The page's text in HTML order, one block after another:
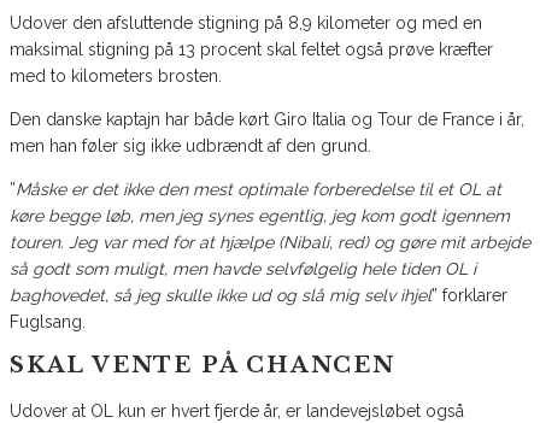
Udover den afsluttende stigning på 8,9 kilometer og med en
maksimal stigning på 13 procent skal feltet også prøve kræfter
med to kilometers brosten.
Den danske kaptajn har både kørt Giro Italia og Tour de France i år,
men han føler sig ikke udbrændt af den grund.
”Måske er det ikke den mest optimale forberedelse til et OL at
køre begge løb, men jeg synes egentlig, jeg kom godt igennem
touren. Jeg var med for at hjælpe (Nibali, red) og gøre mit arbejde
så godt som muligt, men havde selvfølgelig hele tiden OL i
baghovedet, så jeg skulle ikke ud og slå mig selv ihjel” forklarer
Fuglsang.
SKAL VENTE PÅ CHANCEN
Udover at OL kun er hvert fjerde år, er landevejsløbet også